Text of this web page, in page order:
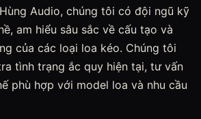
Audio, chúng tôi có đội ngũ kỹ
am hiểu sâu sắc về cấu tạo và
của các loại loa kéo. Chúng tôi
tình trạng ắc quy hiện tại, tư vấn
phù hợp với model loa và nhu cầu